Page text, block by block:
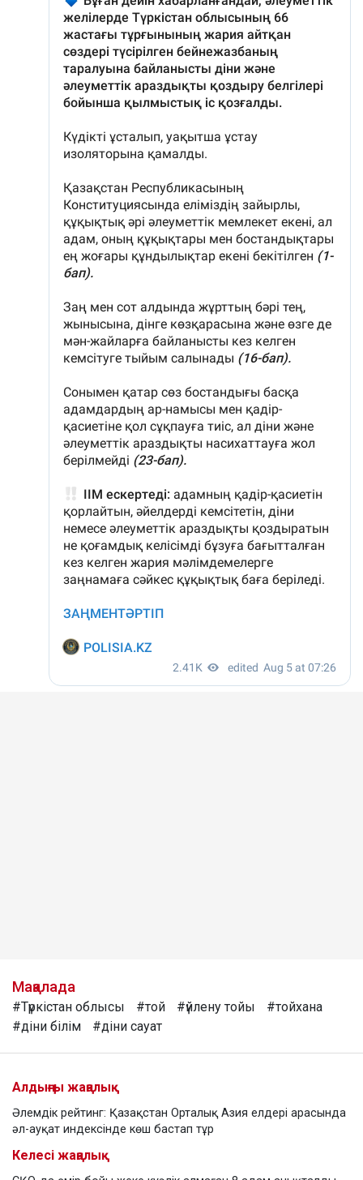
Мақалада
#Түркістан облысы #той #үйлену тойы
#тойхана
#діни білім
#діни сауат
Алдыңғы жаңалық
Әлемдік рейтинг: Қазақстан Орталық Азия елдері арасында
әл-ауқат индексінде көш бастап тұр
Келесі жаңалық